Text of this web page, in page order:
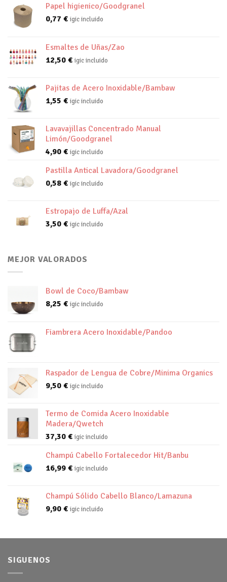
Papel higienico/Goodgranel
0,77 € igic incluido
Esmaltes de Uñas/Zao
12,50 € igic incluido
Pajitas de Acero Inoxidable/Bambaw
1,55 € igic incluido
Lavavajillas Concentrado Manual
Limón/Goodgranel
4,90 € igic incluido
Pastilla Antical Lavadora/Goodgranel
0,58 € igic incluido
Estropajo de Luffa/Azal
3,50 € igic incluido
MEJOR VALORADOS
Bowl de Coco/Bambaw
8,25 € igic incluido
Fiambrera Acero Inoxidable/Pandoo
Raspador de Lengua de Cobre/Minima Organics
9,50 € igic incluido
Termo de Comida Acero Inoxidable
Madera/Qwetch
37,30 € igic incluido
Champú Cabello Fortalecedor Hit/Banbu
16,99 € igic incluido
Champú Sólido Cabello Blanco/Lamazuna
9,90 € igic incluido
SIGUENOS